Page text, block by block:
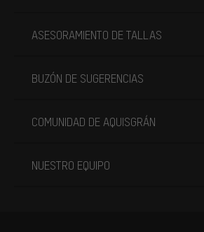
ASESORAMIENTO DE TALLAS
BUZÓN DE SUGERENCIAS
COMUNIDAD DE AQUISGRÁN
NUESTRO EQUIPO